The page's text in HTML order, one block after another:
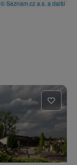
© Seznam.cz a.s. a další